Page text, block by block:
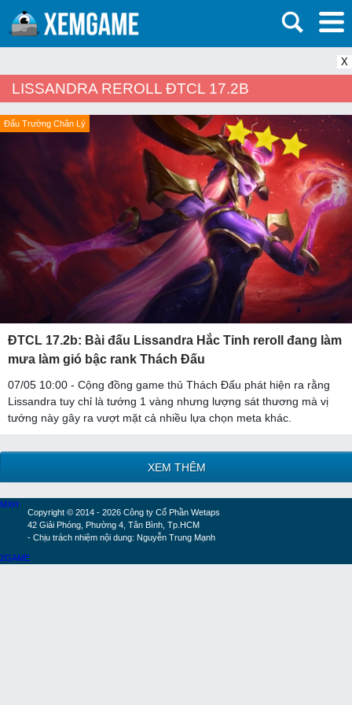
X
LISSANDRA REROLL ĐTCL 17.2B
Đấu Trường Chân Lý
ĐTCL 17.2b: Bài đấu Lissandra Hắc Tinh reroll đang làm
mưa làm gió bậc rank Thách Đấu
07/05 10:00 - Cộng đồng game thủ Thách Đấu phát hiện ra rằng
Lissandra tuy chỉ là tướng 1 vàng nhưng lượng sát thương mà vị
tướng này gây ra vượt mặt cả nhiều lựa chọn meta khác.
XEM THÊM
Copyright © 2014 - 2026 Công ty Cổ Phần Wetaps
42 Giải Phóng, Phường 4, Tân Bình, Tp.HCM
- Chịu trách nhiệm nội dung: Nguyễn Trung Mạnh
MXH
2GAME